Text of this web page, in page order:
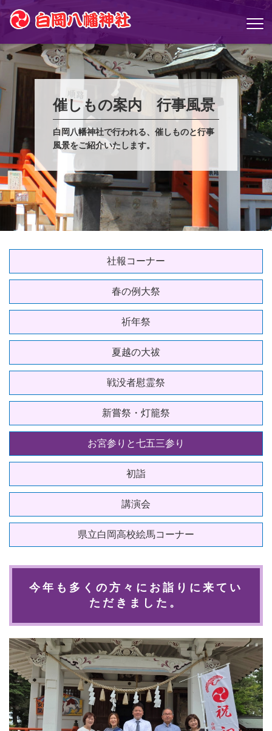
催しもの案内 行事風景
白岡八幡神社で行われる、催しものと行事
風景をご紹介いたします。
社報コーナー
春の例大祭
祈年祭
夏越の大祓
戦没者慰霊祭
新嘗祭・灯籠祭
お宮参りと七五三参り
初詣
講演会
県立白岡高校絵馬コーナー
今年も多くの方々にお詣りに来てい
ただきました。